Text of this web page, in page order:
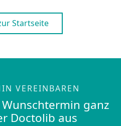
Startseite
VEREINBAREN
ganz
Doctolib aus